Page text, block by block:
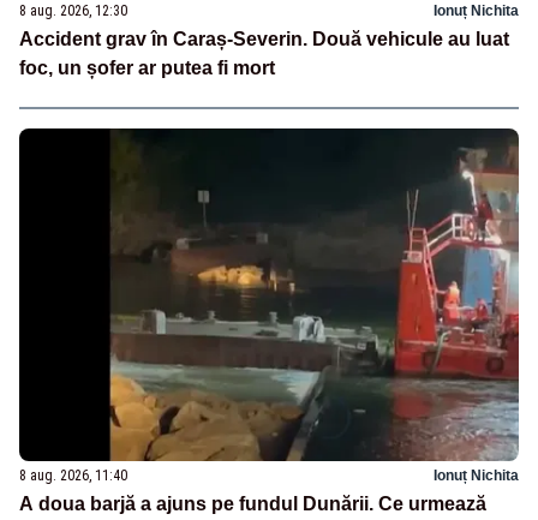
8 aug. 2026, 12:30 Ionuț Nichita
Accident grav în Caraș-Severin. Două vehicule au luat
foc, un șofer ar putea fi mort
8 aug. 2026, 11:40 Ionuț Nichita
A doua barjă a ajuns pe fundul Dunării. Ce urmează